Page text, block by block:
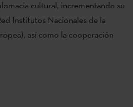
cultural, incrementando su
Institutos Nacionales de la
así como la cooperación